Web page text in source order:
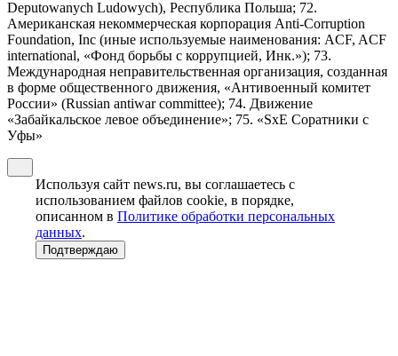
Deputowanych Ludowych), Республика Польша; 72.
Американская некоммерческая корпорация Anti-Corruption
Foundation, Inc (иные используемые наименования: ACF, ACF
international, «Фонд борьбы с коррупцией, Инк.»); 73.
Международная неправительственная организация, созданная
в форме общественного движения, «Антивоенный комитет
России» (Russian antiwar committee); 74. Движение
«Забайкальское левое объединение»; 75. «SxE Соратники с
Уфы»
Используя сайт news.ru, вы соглашаетесь с
использованием файлов cookie, в порядке,
описанном в Политике обработки персональных
данных.
Подтверждаю